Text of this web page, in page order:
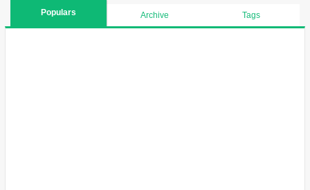
Populars Archive Tags